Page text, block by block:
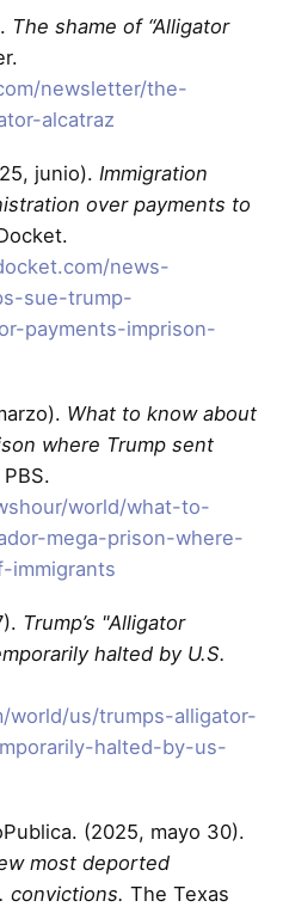
The shame of “Alligator
newsletter/the-
alcatraz
junio). Immigration
over payments to
news-
sue-trump-
payments-imprison-
What to know about
where Trump sent
PBS.
world/what-to-
mega-prison-where-
immigrants
Trump’s "Alligator
halted by U.S.
world/us/trumps-alligator-
halted-by-us-
(2025, mayo 30).
most deported
convictions. The Texas